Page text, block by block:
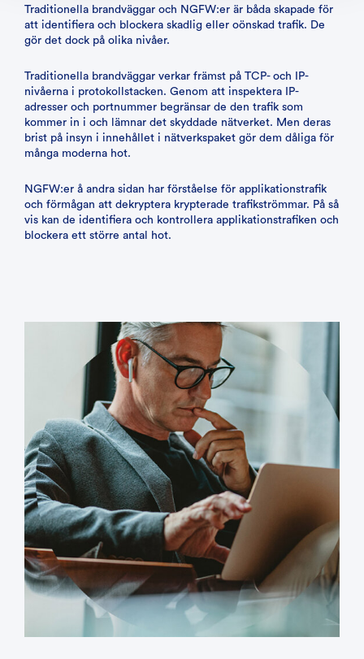
Traditionella brandväggar och NGFW:er är båda skapade för
att identifiera och blockera skadlig eller oönskad trafik. De
gör det dock på olika nivåer.
Traditionella brandväggar verkar främst på TCP- och IP-
nivåerna i protokollstacken. Genom att inspektera IP-
adresser och portnummer begränsar de den trafik som
kommer in i och lämnar det skyddade nätverket. Men deras
brist på insyn i innehållet i nätverkspaket gör dem dåliga för
många moderna hot.
NGFW:er å andra sidan har förståelse för applikationstrafik
och förmågan att dekryptera krypterade trafikströmmar. På så
vis kan de identifiera och kontrollera applikationstrafiken och
blockera ett större antal hot.